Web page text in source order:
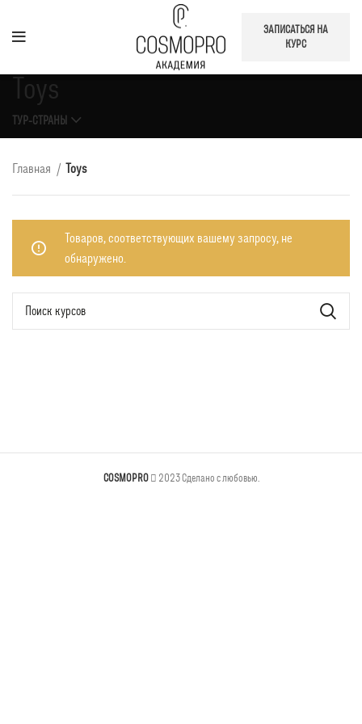
ЗАПИСАТЬСЯ НА
КУРС
Toys
ТУР-СТРАНЫ
Главная Toys
Товаров, соответствующих вашему запросу, не
обнаружено.
COSMOPRO 2023 Сделано с любовью.